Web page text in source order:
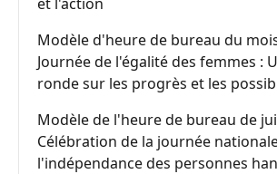
Modèle d'heure de bureau du
Journée de l'égalité des femmes :
ronde sur les progrès et les
Modèle de l'heure de bureau de
Célébration de la journée
l'indépendance des personnes